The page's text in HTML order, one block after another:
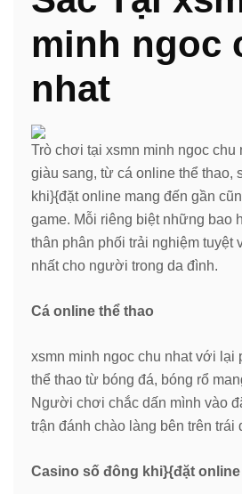
minh ngoc
nhat
Trò chơi tại xsmn minh ngoc chu
giàu sang, từ cá online thể thao,
khi}{đặt online mang đến gần
game. Mỗi riêng biệt những bao
thân phân phối trải nghiệm tuyệt
nhất cho người trong da đình.
Cá online thể thao
xsmn minh ngoc chu nhat với lại
thể thao từ bóng đá, bóng rổ
Người chơi chắc dấn mình vào
trận đánh chào làng bên trên trái
Casino số đông khi}{đặt online